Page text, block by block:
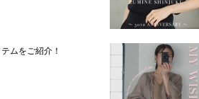
ムをご紹介！